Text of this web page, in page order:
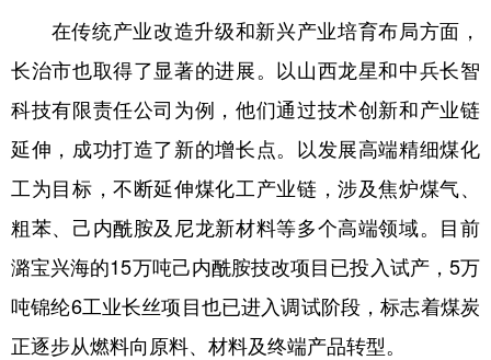
在传统产业改造升级和新兴产业培育布局方面，
长治市也取得了显著的进展。以山西龙星和中兵长智
科技有限责任公司为例，他们通过技术创新和产业链
延伸，成功打造了新的增长点。以发展高端精细煤化
工为目标，不断延伸煤化工产业链，涉及焦炉煤气、
粗苯、己内酰胺及尼龙新材料等多个高端领域。目前
潞宝兴海的15万吨己内酰胺技改项目已投入试产，5万
吨锦纶6工业长丝项目也已进入调试阶段，标志着煤炭
正逐步从燃料向原料、材料及终端产品转型。